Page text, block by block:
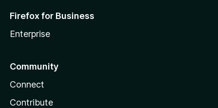
Firefox for Business
Enterprise
Community
Connect
Contribute